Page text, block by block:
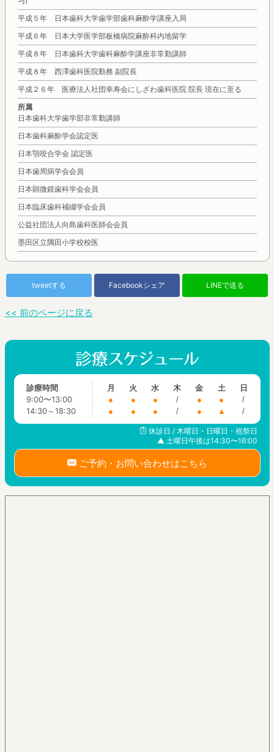
平成５年 日本歯科大学歯学部歯科麻酔学講座入局
平成６年 日本大学医学部板橋病院麻酔科内地留学
平成８年 日本歯科大学歯科麻酔学講座非常勤講師
平成８年 西澤歯科医院勤務 副院長
平成２６年 医療法人社団幸寿会にしざわ歯科医院 院長 現在に至る
所属
日本歯科大学歯学部非常勤講師
日本歯科麻酔学会認定医
日本顎咬合学会 認定医
日本歯周病学会会員
日本顕微鏡歯科学会会員
日本臨床歯科補綴学会会員
公益社団法人向島歯科医師会会員
墨田区立隅田小学校校医
tweetする Facebookシェア LINEで送る
<< 前のページに戻る
診療時間
9:00〜13:00
14:30～18:30
月
●
●
火
●
●
水
●
●
木
/
/
金
●
●
土
●
▲
日
/
/
休診日 / 木曜日・日曜日・祝祭日
▲ 土曜日午後は14:30〜16:00
ご予約・お問い合わせはこちら